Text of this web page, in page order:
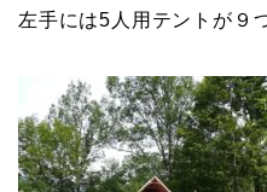
左手には5 人用テントが９